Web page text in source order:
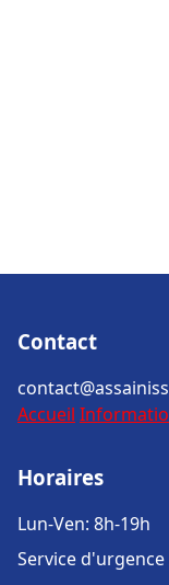
Contact
Accueil
Horaires
Lun-Ven: 8h-19h
Service d'urgence